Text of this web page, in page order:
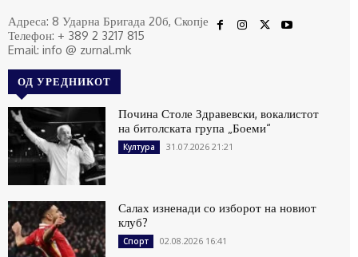
Адреса: 8 Ударна Бригада 20б, Скопје
Телефон: + 389 2 3217 815
Email: info @ zurnal.mk
ОД УРЕДНИКОТ
Почина Столе Здравевски, вокалистот
на битолската група „Боеми“
Култура 31.07.2026 21:21
Салах изненади со изборот на новиот
клуб?
Спорт 02.08.2026 16:41